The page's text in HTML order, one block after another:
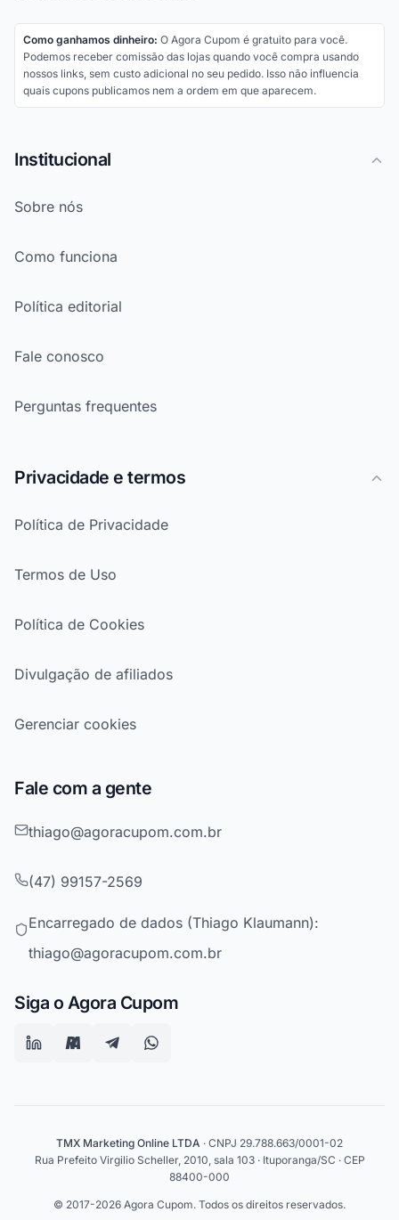
Como ganhamos dinheiro: O Agora Cupom é gratuito para você.
Podemos receber comissão das lojas quando você compra usando
nossos links, sem custo adicional no seu pedido. Isso não influencia
quais cupons publicamos nem a ordem em que aparecem.
Institucional
Sobre nós
Como funciona
Política editorial
Fale conosco
Perguntas frequentes
Privacidade e termos
Política de Privacidade
Termos de Uso
Política de Cookies
Divulgação de afiliados
Gerenciar cookies
Fale com a gente
thiago@agoracupom.com.br
(47) 99157-2569
Encarregado de dados (Thiago Klaumann):
thiago@agoracupom.com.br
Siga o Agora Cupom
TMX Marketing Online LTDA · CNPJ 29.788.663/0001-02
Rua Prefeito Virgilio Scheller, 2010, sala 103 · Ituporanga/SC · CEP
88400-000
© 2017-2026 Agora Cupom. Todos os direitos reservados.